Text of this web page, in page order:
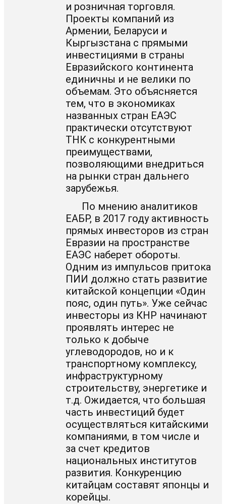
и розничная торговля.
Проекты компаний из
Армении, Беларуси и
Кыргызстана с прямыми
инвестициями в страны
Евразийского континента
единичны и не велики по
объемам. Это объясняется
тем, что в экономиках
названных стран ЕАЭС
практически отсутствуют
ТНК с конкурентными
преимуществами,
позволяющими внедриться
на рынки стран дальнего
зарубежья.
По мнению аналитиков
ЕАБР, в 2017 году активность
прямых инвесторов из стран
Евразии на пространстве
ЕАЭС наберет обороты.
Одним из импульсов притока
ПИИ должно стать развитие
китайской концепции «Один
пояс, один путь». Уже сейчас
инвесторы из КНР начинают
проявлять интерес не
только к добыче
углеводородов, но и к
транспортному комплексу,
инфраструктурному
строительству, энергетике и
т.д. Ожидается, что большая
часть инвестиций будет
осуществляться китайскими
компаниями, в том числе и
за счет кредитов
национальных институтов
развития. Конкуренцию
китайцам составят японцы и
корейцы.